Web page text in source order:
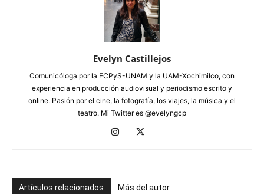
Evelyn Castillejos
Comunicóloga por la FCPyS-UNAM y la UAM-Xochimilco, con
experiencia en producción audiovisual y periodismo escrito y
online. Pasión por el cine, la fotografía, los viajes, la música y el
teatro. Mi Twitter es @evelyngcp
Artículos relacionados Más del autor